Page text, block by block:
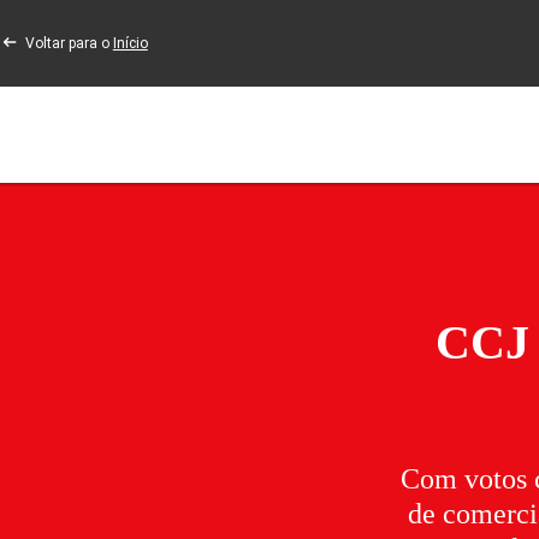
Voltar para o Início
CCJ
Com votos
de